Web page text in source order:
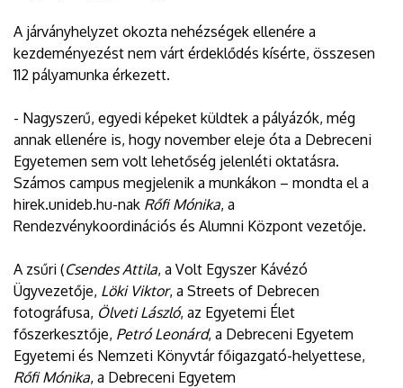
A járványhelyzet okozta nehézségek ellenére a
kezdeményezést nem várt érdeklődés kísérte, összesen
112 pályamunka érkezett.
- Nagyszerű, egyedi képeket küldtek a pályázók, még
annak ellenére is, hogy november eleje óta a Debreceni
Egyetemen sem volt lehetőség jelenléti oktatásra.
Számos campus megjelenik a munkákon – mondta el a
hirek.unideb.hu-nak Rőfi Mónika, a
Rendezvénykoordinációs és Alumni Központ vezetője.
A zsűri (Csendes Attila, a Volt Egyszer Kávézó
Ügyvezetője, Löki Viktor, a Streets of Debrecen
fotográfusa, Ölveti László, az Egyetemi Élet
főszerkesztője, Petró Leonárd, a Debreceni Egyetem
Egyetemi és Nemzeti Könyvtár főigazgató-helyettese,
Rőfi Mónika, a Debreceni Egyetem